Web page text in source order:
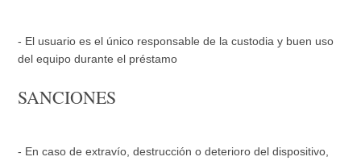
- El usuario es el único responsable de la custodia y buen uso
del equipo durante el préstamo
SANCIONES
- En caso de extravío, destrucción o deterioro del dispositivo,